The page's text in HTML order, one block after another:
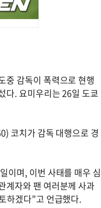
중 감독이 폭력으로 현행
다. 요미우리는 26일 도쿄
코치가 감독 대행으로 경
이며, 이번 사태를 매우 심
계자와 팬 여러분께 사과
하겠다”고 언급했다.